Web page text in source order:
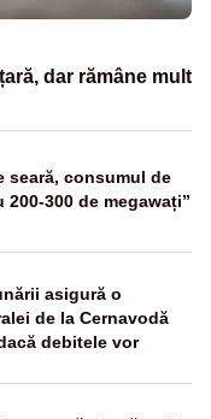
dar rămâne mult
seară, consumul de
300 de megawați”
asigură o
de la Cernavodă
debitele vor